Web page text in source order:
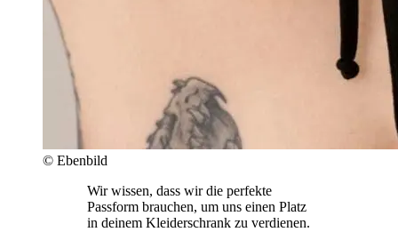
© Ebenbild
Wir wissen, dass wir die perfekte
Passform brauchen, um uns einen Platz
in deinem Kleiderschrank zu verdienen.